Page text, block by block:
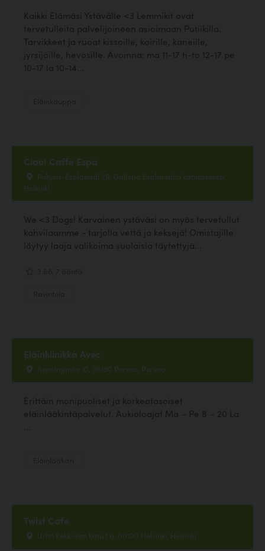
Kaikki Elämäsi Ystävälle <3 Lemmikit ovat
tervetulleita palvelijoineen asioimaan Putiikilla.
Tarvikkeet ja ruoat kissoille, koirille, kaneille,
jyrsijöille, hevosille. Avoinna: ma 11-17 ti-to 12-17 pe
10-17 la 10-14...
Ciao! Caffe Espa
Pohjois-Esplanadi 29, Galleria Esplanadin katutasossa,
Helsinki
We <3 Dogs! Karvainen ystäväsi on myös tervetullut
kahvilaamme - tarjolla vettä ja keksejä! Omistajille
löytyy laaja valikoima suolaisia täytettyjä...
Eläinklinikka Avec
Asentajantie 10, 06150 Porvoo, Porvoo
Erittäin monipuoliset ja korkeatasoiset
eläinlääkintäpalvelut. Aukioloajat Ma – Pe 8 – 20 La
Twist Cafe
Urho Kekkosen katu 1 a, 00100 Helsinki, Helsinki